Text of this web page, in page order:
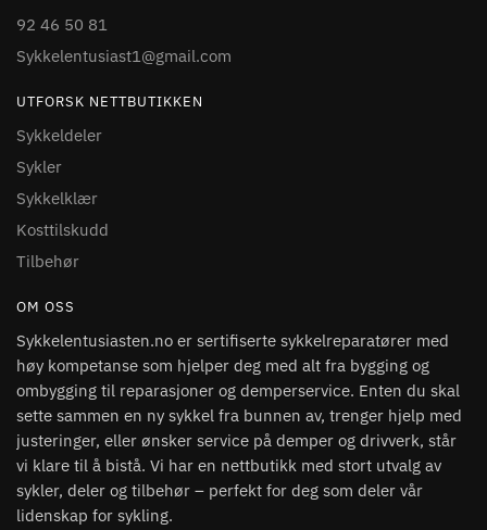
92 46 50 81
Sykkelentusiast1@gmail.com
UTFORSK NETTBUTIKKEN
Sykkeldeler
Sykler
Sykkelklær
Kosttilskudd
Tilbehør
OM OSS
Sykkelentusiasten.no er sertifiserte sykkelreparatører med
høy kompetanse som hjelper deg med alt fra bygging og
ombygging til reparasjoner og demperservice. Enten du skal
sette sammen en ny sykkel fra bunnen av, trenger hjelp med
justeringer, eller ønsker service på demper og drivverk, står
vi klare til å bistå. Vi har en nettbutikk med stort utvalg av
sykler, deler og tilbehør – perfekt for deg som deler vår
lidenskap for sykling.